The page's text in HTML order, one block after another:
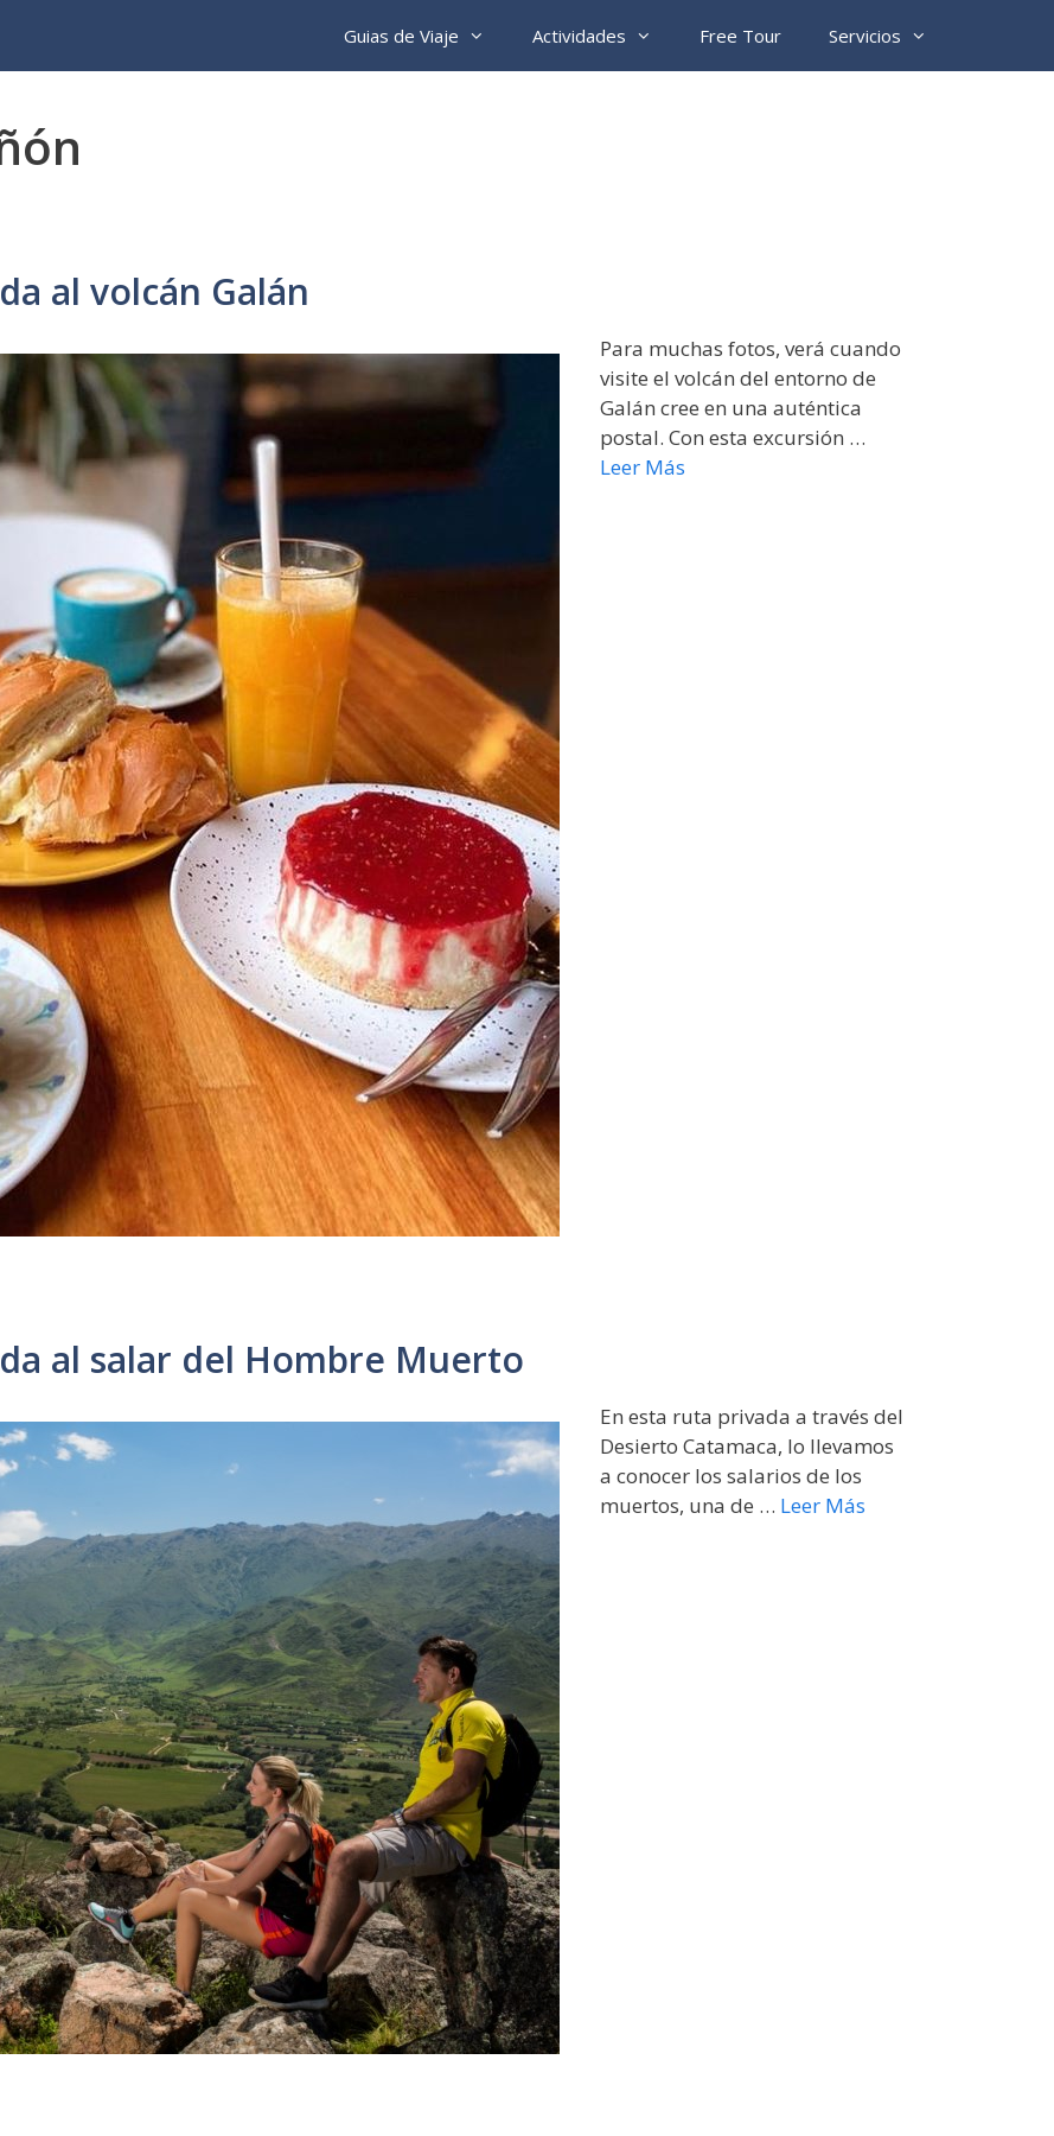
Guias de Viaje Actividades Free Tour Servicios
al volcán Galán
Para muchas fotos, verá cuando
visite el volcán del entorno de
Galán cree en una auténtica
postal. Con esta excursión …
Leer Más
al salar del Hombre Muerto
En esta ruta privada a través del
Desierto Catamaca, lo llevamos
a conocer los salarios de los
muertos, una de … Leer Más